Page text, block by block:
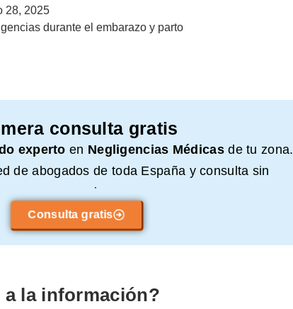
28, 2025
durante el embarazo y parto
consulta gratis
experto en Negligencias Médicasde tu zona.
de abogados de toda España y consulta sin
compromiso.
Consulta gratis
a la información?